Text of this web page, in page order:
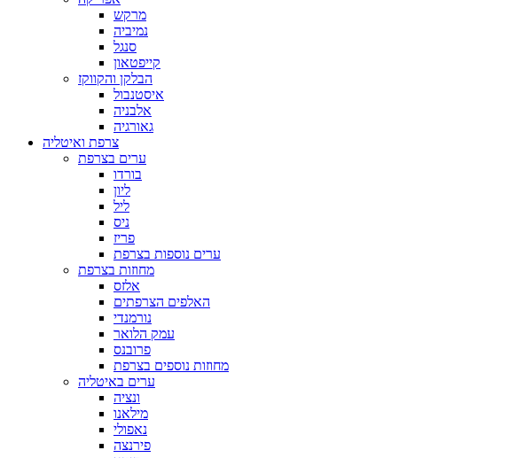
מרקש
נמיביה
סנגל
קייפטאון
הבלקן והקווקז
איסטנבול
אלבניה
גאורגיה
צרפת ואיטליה
ערים בצרפת
בורדו
ליון
ליל
ניס
פריז
ערים נוספות בצרפת
מחוזות בצרפת
אלזס
האלפים הצרפתים
נורמנדי
עמק הלואר
פרובנס
מחוזות נוספים בצרפת
ערים באיטליה
ונציה
מילאנו
נאפולי
פירנצה